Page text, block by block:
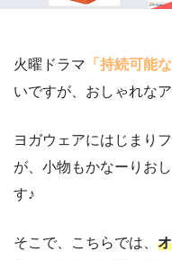
火曜ドラマ 「持続可能
いですが、おしゃれな
ヨガウェアにはじまり
が、小物もかなーりお
す♪
そこで、こちらでは、